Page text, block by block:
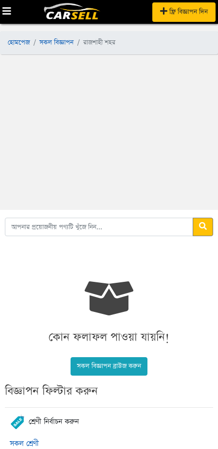
ফ্রি বিজ্ঞাপন দিন
হোমপেজ সকল বিজ্ঞাপন রাজশাহী শহর
বিজ্ঞাপন ফিল্টার করুন
শ্রেণী নির্বাচন করুন
সকল শ্রেণী
কোন ফলাফল পাওয়া যায়নি!
সকল বিজ্ঞাপন ব্রাউজ করুন